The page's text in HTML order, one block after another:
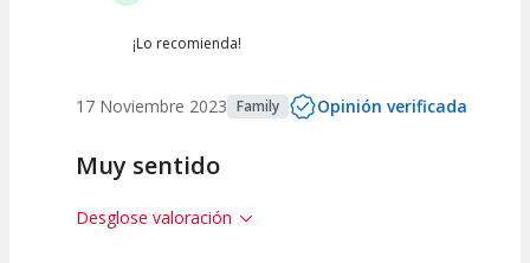
¡Lo recomienda!
17 Noviembre 2023 Family Opinión verificada
Muy sentido
Desglose valoración